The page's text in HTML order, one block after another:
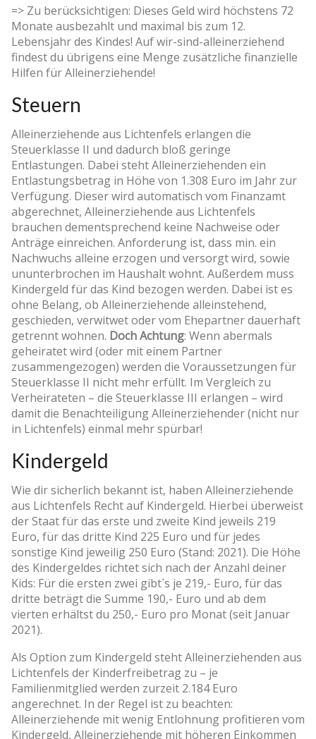
=> Zu berücksichtigen: Dieses Geld wird höchstens 72
Monate ausbezahlt und maximal bis zum 12.
Lebensjahr des Kindes! Auf wir-sind-alleinerziehend
findest du übrigens eine Menge zusätzliche finanzielle
Hilfen für Alleinerziehende!
Steuern
Alleinerziehende aus Lichtenfels erlangen die
Steuerklasse II und dadurch bloß geringe
Entlastungen. Dabei steht Alleinerziehenden ein
Entlastungsbetrag in Höhe von 1.308 Euro im Jahr zur
Verfügung. Dieser wird automatisch vom Finanzamt
abgerechnet, Alleinerziehende aus Lichtenfels
brauchen dementsprechend keine Nachweise oder
Anträge einreichen. Anforderung ist, dass min. ein
Nachwuchs alleine erzogen und versorgt wird, sowie
ununterbrochen im Haushalt wohnt. Außerdem muss
Kindergeld für das Kind bezogen werden. Dabei ist es
ohne Belang, ob Alleinerziehende alleinstehend,
geschieden, verwitwet oder vom Ehepartner dauerhaft
getrennt wohnen. Doch Achtung: Wenn abermals
geheiratet wird (oder mit einem Partner
zusammengezogen) werden die Voraussetzungen für
Steuerklasse II nicht mehr erfüllt. Im Vergleich zu
Verheirateten – die Steuerklasse III erlangen – wird
damit die Benachteiligung Alleinerziehender (nicht nur
in Lichtenfels) einmal mehr spürbar!
Kindergeld
Wie dir sicherlich bekannt ist, haben Alleinerziehende
aus Lichtenfels Recht auf Kindergeld. Hierbei überweist
der Staat für das erste und zweite Kind jeweils 219
Euro, für das dritte Kind 225 Euro und für jedes
sonstige Kind jeweilig 250 Euro (Stand: 2021). Die Höhe
des Kindergeldes richtet sich nach der Anzahl deiner
Kids: Für die ersten zwei gibt´s je 219,- Euro, für das
dritte beträgt die Summe 190,- Euro und ab dem
vierten erhältst du 250,- Euro pro Monat (seit Januar
2021).
Als Option zum Kindergeld steht Alleinerziehenden aus
Lichtenfels der Kinderfreibetrag zu – je
Familienmitglied werden zurzeit 2.184 Euro
angerechnet. In der Regel ist zu beachten:
Alleinerziehende mit wenig Entlohnung profitieren vom
Kindergeld, Alleinerziehende mit höheren Einkommen